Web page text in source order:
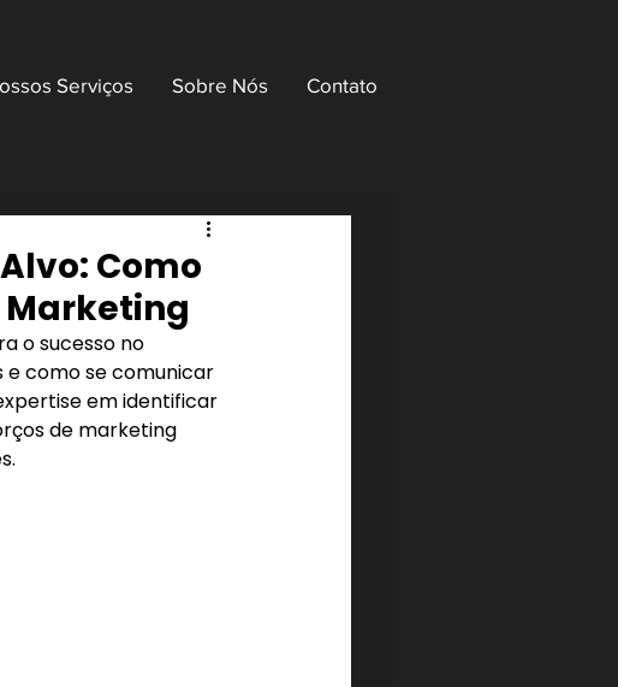
Serviços Sobre Nós Contato
Como
Marketing
o sucesso no
como se comunicar
em identificar
de marketing